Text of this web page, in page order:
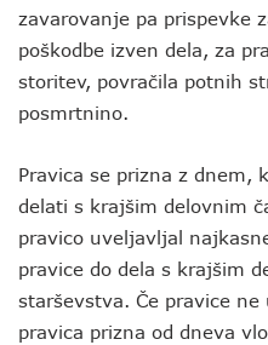
zavarovanje pa prispevke
poškodbe izven dela, za
storitev, povračila potnih
posmrtnino.
Pravica se prizna z dnem,
delati s krajšim delovnim
pravico uveljavljal
pravice do dela s krajšim
starševstva. Če pravice
pravica prizna od dneva